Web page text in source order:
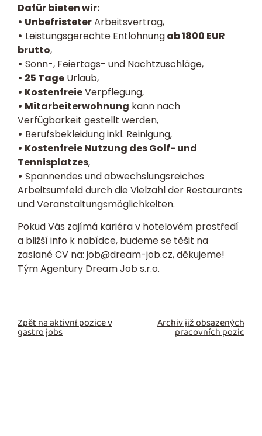
Dafür bieten wir:
• UnbefristeterArbeitsvertrag,
• Leistungsgerechte Entlohnungab 1800 EUR
brutto,
• Sonn-, Feiertags- und Nachtzuschläge,
• 25 Tage Urlaub,
• KostenfreieVerpflegung,
• Mitarbeiterwohnung kann nach
Verfügbarkeit gestellt werden,
• Berufsbekleidung inkl. Reinigung,
• Kostenfreie Nutzung des Golf- und
Tennisplatzes,
• Spannendes und abwechslungsreiches
Arbeitsumfeld durch die Vielzahl der Restaurants
und Veranstaltungsmöglichkeiten.
Pokud Vás zajímá kariéra v hotelovém prostředí
a bližší info k nabídce, budeme se těšit na
zaslanéCV na: job@dream-job.cz, děkujeme!
Tým Agentury Dream Job s.r.o.
Zpět na aktivní pozice v
gastro jobs
Archiv již obsazených
pracovních pozic